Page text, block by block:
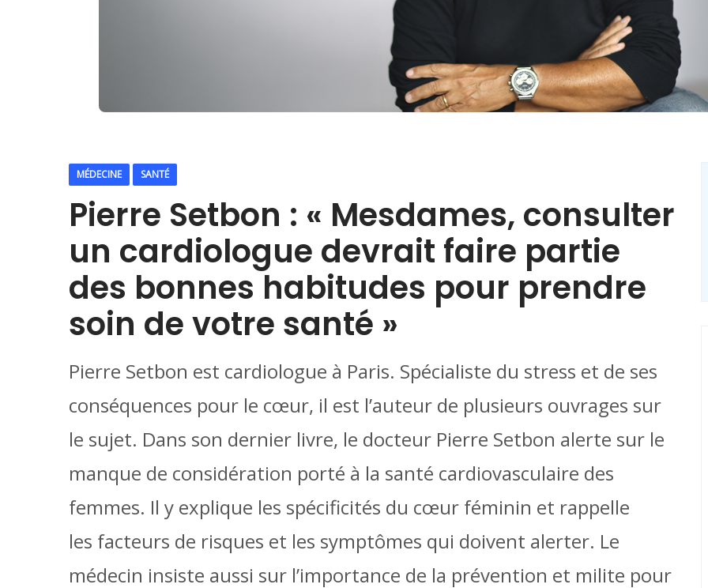
MÉDECINE SANTÉ
Pierre Setbon : « Mesdames, consulter
un cardiologue devrait faire partie
des bonnes habitudes pour prendre
soin de votre santé »
Pierre Setbon est cardiologue à Paris. Spécialiste du stress et de ses
conséquences pour le cœur, il est l’auteur de plusieurs ouvrages sur
le sujet. Dans son dernier livre, le docteur Pierre Setbon alerte sur le
manque de considération porté à la santé cardiovasculaire des
femmes. Il y explique les spécificités du cœur féminin et rappelle
les facteurs de risques et les symptômes qui doivent alerter. Le
médecin insiste aussi sur l’importance de la prévention et milite pour